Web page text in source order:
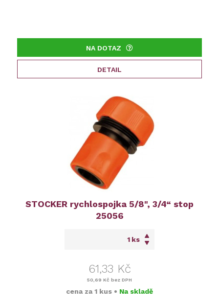
NA DOTAZ
DETAIL
STOCKER rychlospojka 5/8", 3/4“ stop
25056
ks
61,33 Kč
50,69 Kč bez DPH
cena za 1 kus • Na skladě